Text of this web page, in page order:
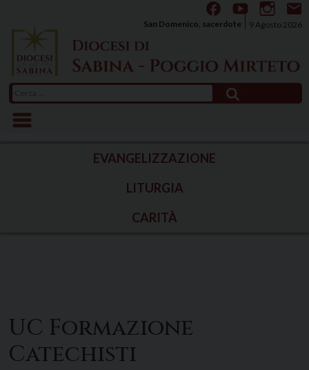
content
9 Agosto 2026
San Domenico, sacerdote
per:
EVANGELIZZAZIONE
LITURGIA
CARITÀ
UC Formazione
Catechisti